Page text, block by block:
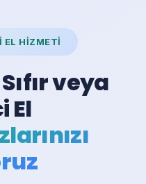
EL HİZMETİ
veya
El